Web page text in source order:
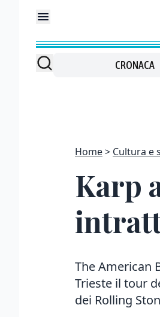
CRONACA
Home Cultura e
Karp
The American
Trieste il tour
dei Rolling